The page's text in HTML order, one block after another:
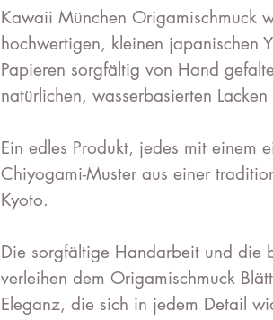
Kawaii München Origamischmuck
hochwertigen, kleinen japanischen
Papieren sorgfältig von Hand
natürlichen, wasserbasierten
Ein edles Produkt, jedes mit einem
Chiyogami-Muster aus einer
Kyoto.
Die sorgfältige Handarbeit und die
verleihen dem Origamischmuck
Eleganz, die sich in jedem Detail